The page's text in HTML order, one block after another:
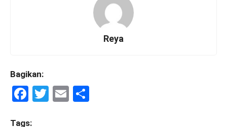
Reya
Bagikan:
F
T
E
Tags: